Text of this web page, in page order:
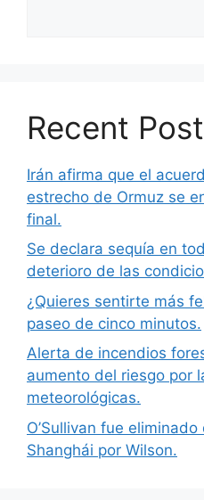
Recent
Irán afirma que el
estrecho de Ormuz se
final.
Se declara sequía en
deterioro de las
¿Quieres sentirte más
paseo de cinco minutos.
Alerta de incendios
aumento del riesgo por
meteorológicas.
O’Sullivan fue
Shanghái por Wilson.